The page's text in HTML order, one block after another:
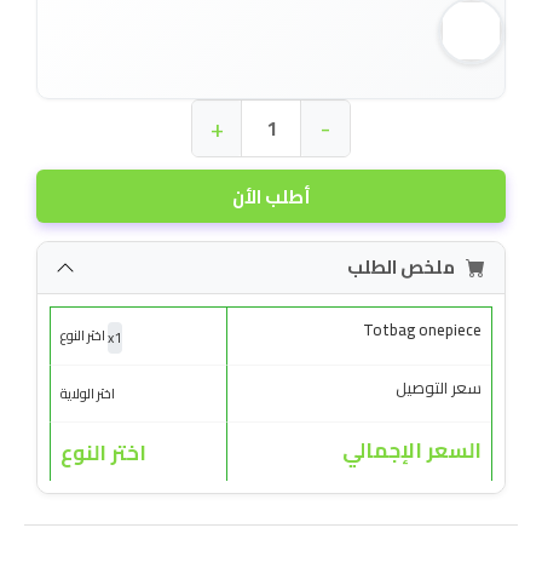
أطلب الأن
-
+
ملخص الطلب
Totbag onepiece
x1 اختر النوع
سعر التوصيل اختر الولاية
السعر الإجمالي اختر النوع